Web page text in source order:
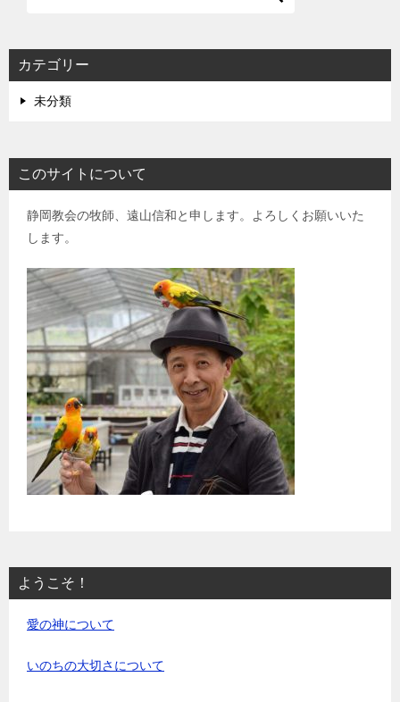
カテゴリー
未分類
このサイトについて
静岡教会の牧師、遠山信和と申します。よろしくお願いいた
します。
ようこそ！
愛の神について
いのちの大切さについて